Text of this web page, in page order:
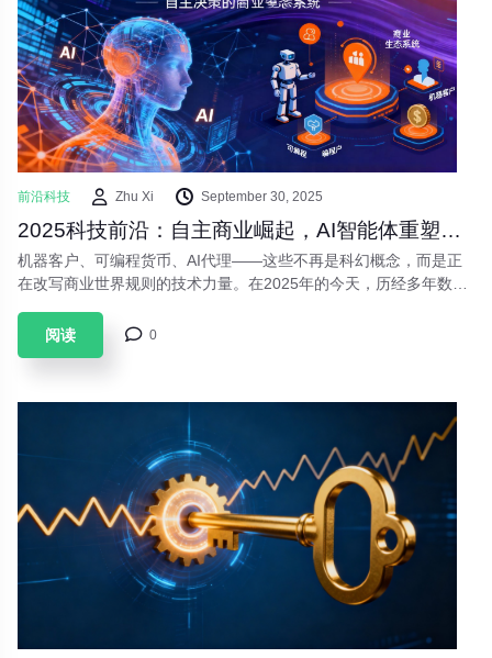
前沿科技 Zhu Xi September 30, 2025
2025科技前沿：自主商业崛起，AI智能体重塑未来竞争格局
机器客户、可编程货币、AI代理——这些不再是科幻概念，而是正
在改写商业世界规则的技术力量。在2025年的今天，历经多年数字
局限于优化流程，而是开启了一个全新的自主商业时代。
阅读 0